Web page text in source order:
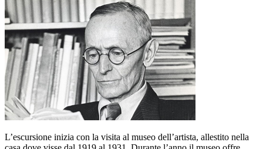
L’escursione inizia con la visita al museo dell’artista, allestito nella